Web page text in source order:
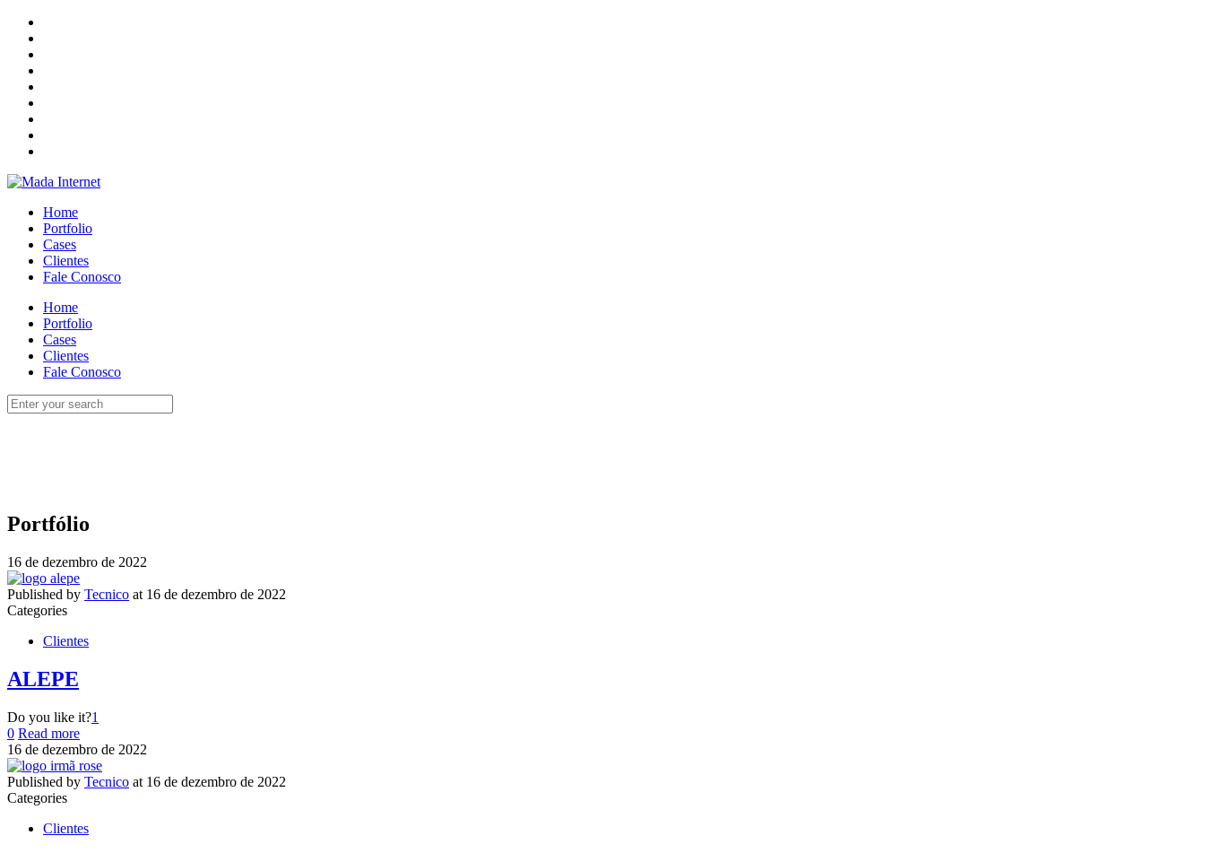
Home
Portfolio
Cases
Clientes
Fale Conosco
Home
Portfolio
Cases
Clientes
Fale Conosco
Portfólio
16 de dezembro de 2022
Published by Tecnico at 16 de dezembro de 2022
Categories
Clientes
ALEPE
Do you like it?1
0 Read more
16 de dezembro de 2022
Published by Tecnico at 16 de dezembro de 2022
Categories
Clientes